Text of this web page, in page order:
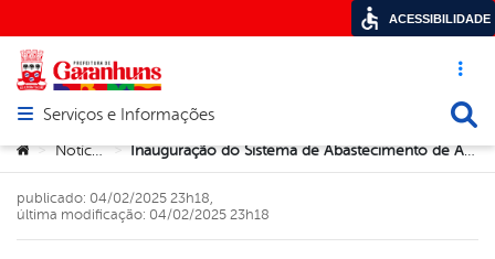
Acesso
Abrir menu principal de navegação
Serviços e Informações
Você está aqui:
> Notícias > Inauguração do Sistema de Abastecimento de Água de Miracica marca avanço na distribuição de água no distrito
publicado: 04/02/2025 23h18,
última modificação: 04/02/2025 23h18
ACESSIBILIDADE